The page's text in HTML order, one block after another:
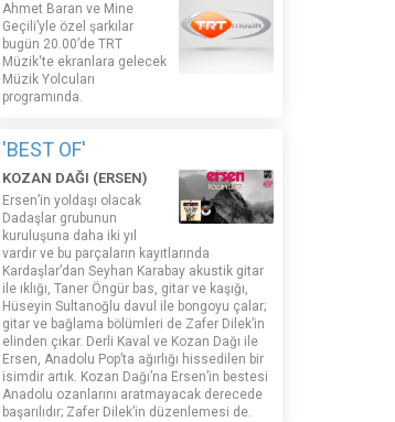
Ahmet Baran ve Mine
Geçili’yle özel şarkılar
bugün 20.00’de TRT
Müzik'te ekranlara gelecek
Müzik Yolcuları
programında.
'BEST OF'
KOZAN DAĞI (ERSEN)
Ersen’in yoldaşı olacak
Dadaşlar grubunun
kuruluşuna daha iki yıl
vardır ve bu parçaların kayıtlarında
Kardaşlar’dan Seyhan Karabay akustik gitar
ile ıklığı, Taner Öngür bas, gitar ve kaşığı,
Hüseyin Sultanoğlu davul ile bongoyu çalar;
gitar ve bağlama bölümleri de Zafer Dilek’in
elinden çıkar. Derli Kaval ve Kozan Dağı ile
Ersen, Anadolu Pop’ta ağırlığı hissedilen bir
isimdir artık. Kozan Dağı’na Ersen’in bestesi
Anadolu ozanlarını aratmayacak derecede
başarılıdır; Zafer Dilek’in düzenlemesi de.